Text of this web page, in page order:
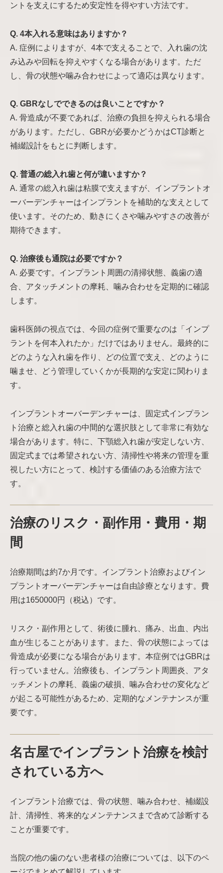
ントを支えにするため安定性を得やすい方法です。
Q. 4本入れる意味はありますか？
A. 症例によりますが、4本で支えることで、入れ歯の沈
み込みや回転を抑えやすくなる場合があります。ただ
し、骨の状態や噛み合わせによって適応は異なります。
Q. GBRなしでできるのは良いことですか？
A. 骨造成が不要であれば、治療の負担を抑えられる場合
があります。ただし、GBRが必要かどうかはCT診断と
補綴設計をもとに判断します。
Q. 普通の総入れ歯と何が違いますか？
A. 通常の総入れ歯は粘膜で支えますが、インプラントオ
ーバーデンチャーはインプラントを補助的な支えとして
使います。そのため、動きにくさや噛みやすさの改善が
期待できます。
Q. 治療後も通院は必要ですか？
A. 必要です。インプラント周囲の清掃状態、義歯の適
合、アタッチメントの摩耗、噛み合わせを定期的に確認
します。
歯科医師の視点では、今回の症例で重要なのは「インプ
ラントを何本入れたか」だけではありません。最終的に
どのような入れ歯を作り、どの位置で支え、どのように
噛ませ、どう管理していくかが長期的な安定に関わりま
す。
インプラントオーバーデンチャーは、固定式インプラン
ト治療と総入れ歯の中間的な選択肢として非常に有効な
場合があります。特に、下顎総入れ歯が安定しない方、
固定式までは希望されない方、清掃性や将来の管理を重
視したい方にとって、検討する価値のある治療方法で
す。
治療のリスク・副作用・費用・期
間
治療期間は約7か月です。インプラント治療およびイン
プラントオーバーデンチャーは自由診療となります。費
用は1650000円（税込）です。
リスク・副作用として、術後に腫れ、痛み、出血、内出
血が生じることがあります。また、骨の状態によっては
骨造成が必要になる場合があります。本症例ではGBRは
行っていません。治療後も、インプラント周囲炎、アタ
ッチメントの摩耗、義歯の破損、噛み合わせの変化など
が起こる可能性があるため、定期的なメンテナンスが重
要です。
名古屋でインプラント治療を検討
されている方へ
インプラント治療では、骨の状態、噛み合わせ、補綴設
計、清掃性、将来的なメンテナンスまで含めて診断する
ことが重要です。
当院の他の歯のない患者様の治療については、以下のペ